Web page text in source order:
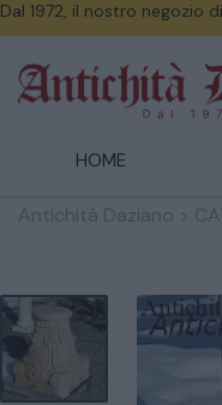
Dal 1972, il nostro negozio
HOME
Antichità Daziano